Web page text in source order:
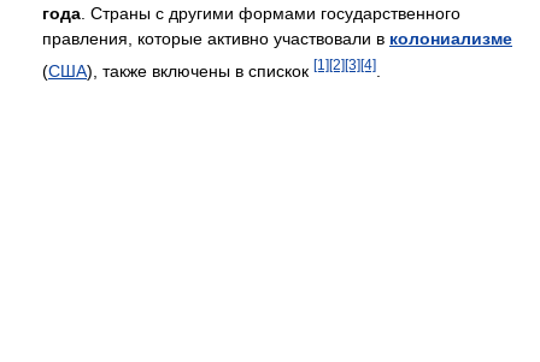
года. Страны с другими формами государственного
правления, которые активно участвовали в колониализме
(США), также включены в спискок [1] [2] [3] [4]